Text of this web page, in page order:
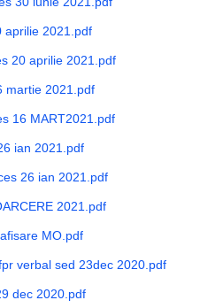
aprilie 2021.pdf
20 aprilie 2021.pdf
martie 2021.pdf
16 MART2021.pdf
ian 2021.pdf
26 ian 2021.pdf
2021.pdf
MO.pdf
verbal sed 23dec 2020.pdf
dec 2020.pdf